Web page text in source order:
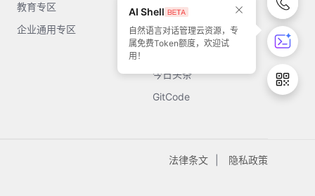
教育专区
企业通用专区
知乎
开源中国
今日头条
GitCode
法律条文 隐私政策
AI Shell
自然语言对话管理云资源，专
属免费Token额度，欢迎试
用！